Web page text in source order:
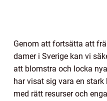
Genom att fortsätta att
damer i Sverige kan vi
att blomstra och locka
har visat sig vara en
med rätt resurser och